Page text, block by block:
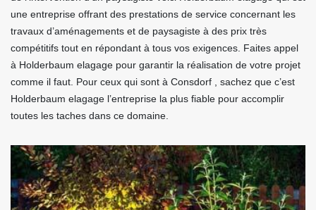
une entreprise offrant des prestations de service concernant les
travaux d’aménagements et de paysagiste à des prix très
compétitifs tout en répondant à tous vos exigences. Faites appel
à Holderbaum elagage pour garantir la réalisation de votre projet
comme il faut. Pour ceux qui sont à Consdorf , sachez que c’est
Holderbaum elagage l’entreprise la plus fiable pour accomplir
toutes les taches dans ce domaine.